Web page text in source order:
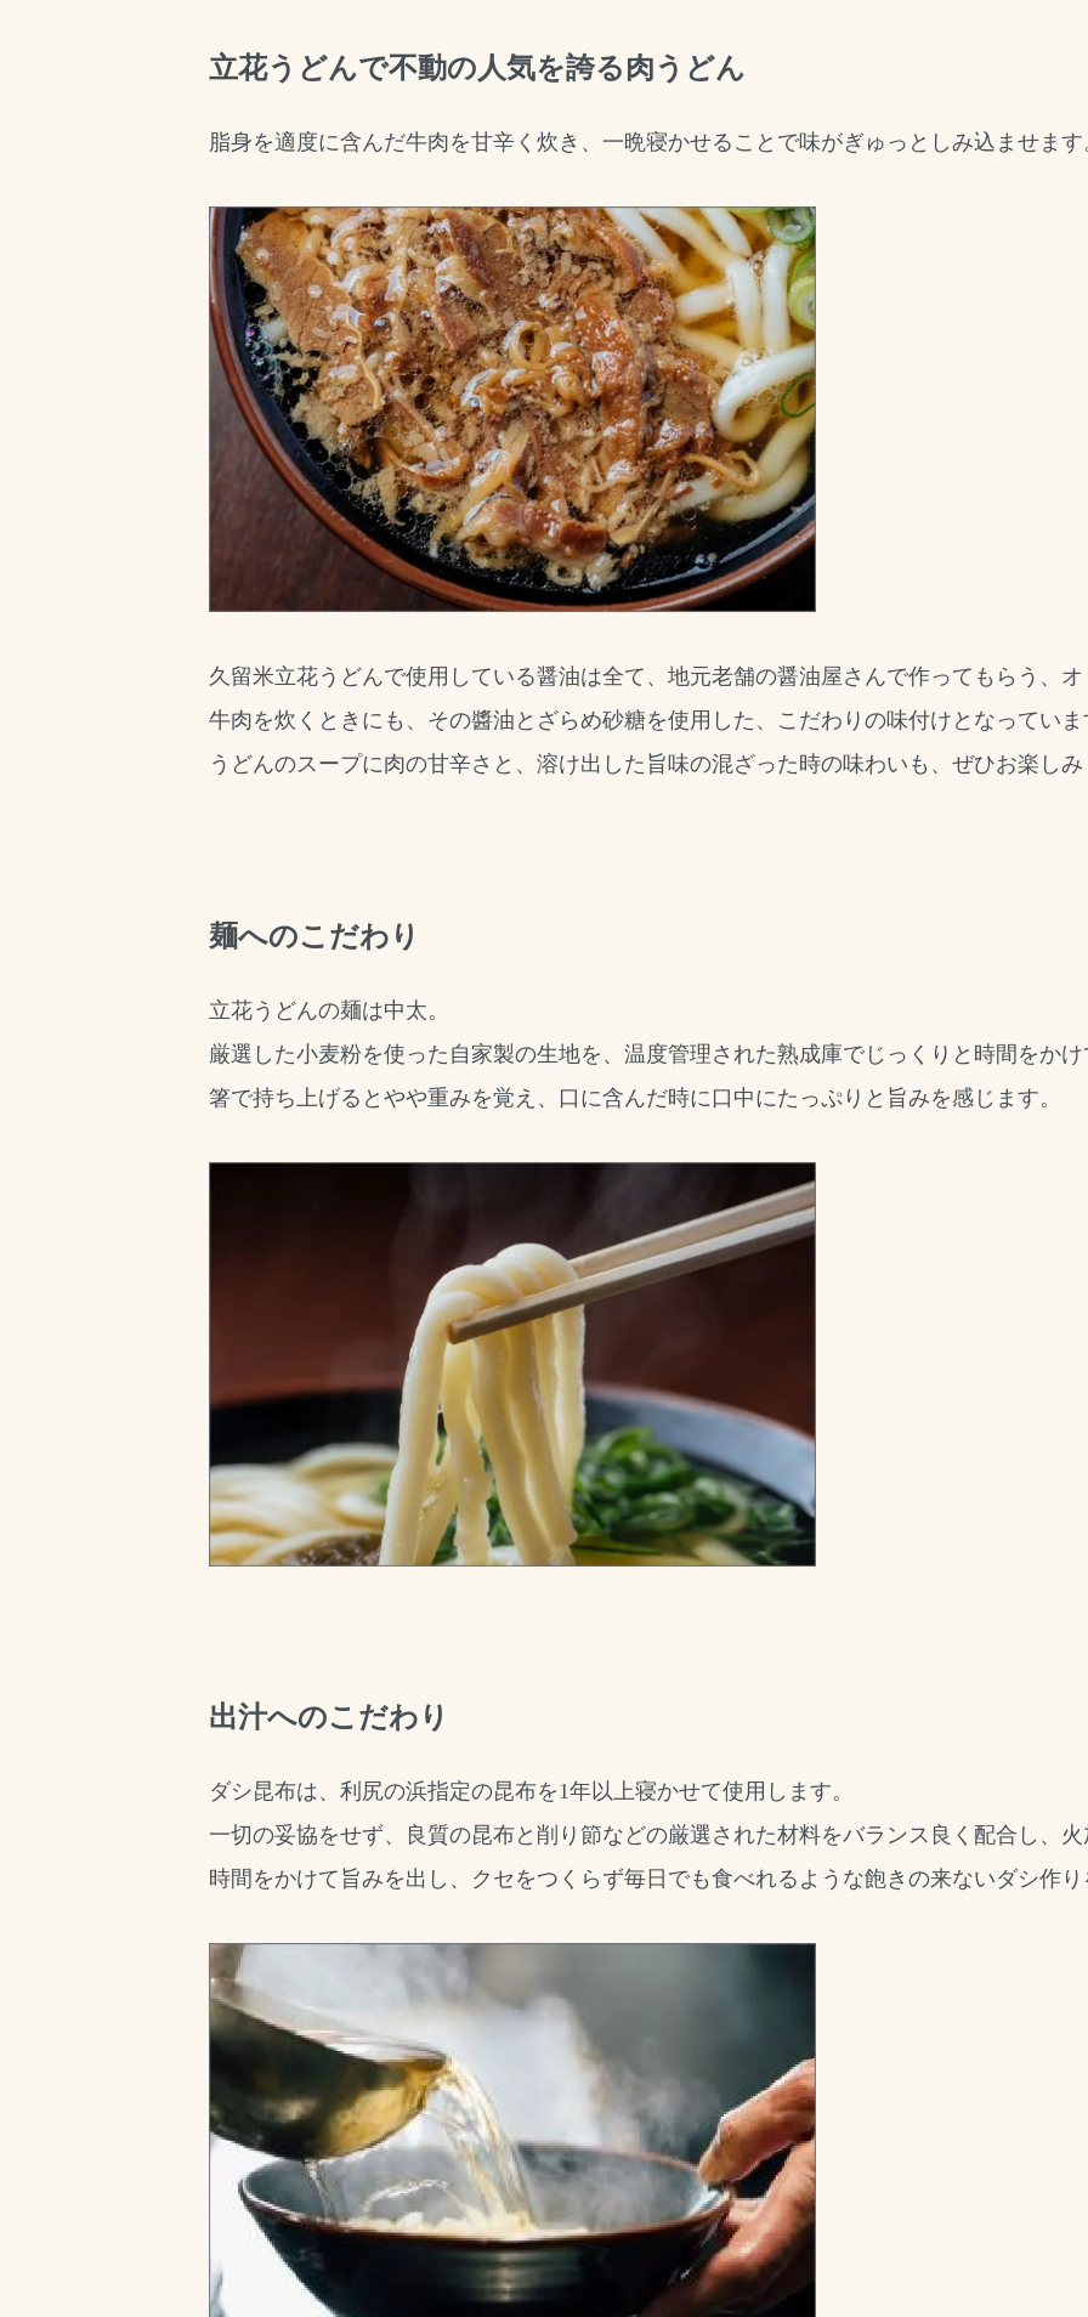
立花うどんで不動の人気を誇る肉うどん
脂身を適度に含んだ牛肉を甘辛く炊き、一晩寝かせることで味がぎゅっとしみ込ませます
久留米立花うどんで使用している醤油は全て、地元老舗の醤油屋さんで作ってもらう、オ
牛肉を炊くときにも、その醬油とざらめ砂糖を使用した、こだわりの味付けとなっていま
うどんのスープに肉の甘辛さと、溶け出した旨味の混ざった時の味わいも、ぜひお楽しみ
麺へのこだわり
立花うどんの麺は中太。
厳選した小麦粉を使った自家製の生地を、温度管理された熟成庫でじっくりと時間をかけ
箸で持ち上げるとやや重みを覚え、口に含んだ時に口中にたっぷりと旨みを感じます。
出汁へのこだわり
ダシ昆布は、利尻の浜指定の昆布を1年以上寝かせて使用します。
一切の妥協をせず、良質の昆布と削り節などの厳選された材料をバランス良く配合し、
時間をかけて旨みを出し、クセをつくらず毎日でも食べれるような飽きの来ないダシ作り